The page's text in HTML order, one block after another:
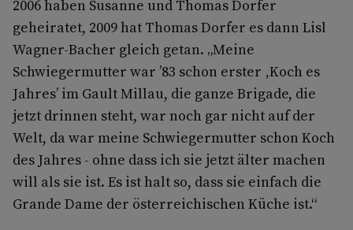
2006 haben Susanne und Thomas Dorfer
geheiratet, 2009 hat Thomas Dorfer es dann Lisl
Wagner-Bacher gleich getan. „Meine
Schwiegermutter war ’83 schon erster ‚Koch es
Jahres’ im Gault Millau, die ganze Brigade, die
jetzt drinnen steht, war noch gar nicht auf der
Welt, da war meine Schwiegermutter schon Koch
des Jahres - ohne dass ich sie jetzt älter machen
will als sie ist. Es ist halt so, dass sie einfach die
Grande Dame der österreichischen Küche ist.“